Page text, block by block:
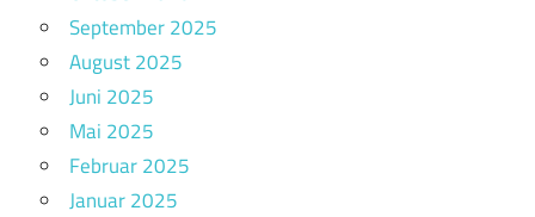
September 2025
August 2025
Juni 2025
Mai 2025
Februar 2025
Januar 2025